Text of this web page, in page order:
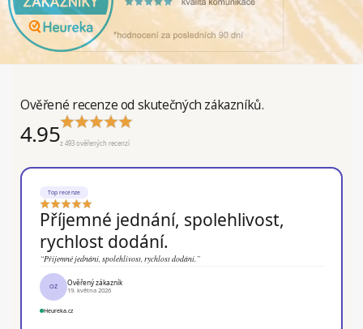
Ověřené recenze od skutečných zákazníků.
4.95z 493 ověřených recenzí
Top recenze
Příjemné jednání, spolehlivost,
rychlost dodání.
“Příjemné jednání, spolehlivost, rychlost dodání.”
OZ Ověřený zákazník
19. května 2026
Heureka.cz